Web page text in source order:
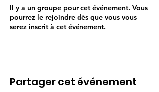
Dans l'assiette vous apprendrez à faire :
1. Gâteau Lapis Arc-En-Ciel
d'œuvre et coulée de moules)
* Frais de cours supplémentaires pour
Il y a un groupe pour cet événement. Vous
pourrez le rejoindre dès que vous vous
serez inscrit à cet événement.
Partager cet événement